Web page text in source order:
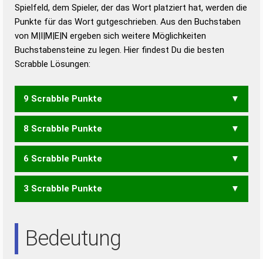
Duden – Richtiges und gutes
Deutsch
Duden – Die deutsche Grammatik
Duden – Deutsches
Spielfeld, dem Spieler, der das Wort platziert hat, werden die
Punkte für das Wort gutgeschrieben. Aus den Buchstaben
von M|I|M|E|N ergeben sich weitere Möglichkeiten
Buchstabensteine zu legen. Hier findest Du die besten
Scrabble Lösungen:
9 Scrabble Punkte
IMMEN
8 Scrabble Punkte
IMME NIMM
6 Scrabble Punkte
MEIN MINE
3 Scrabble Punkte
Bedeutung